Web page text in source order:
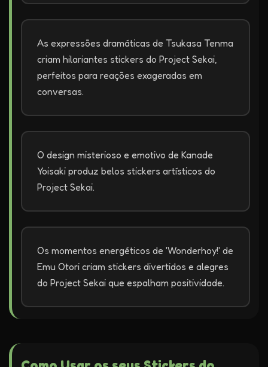
As expressões dramáticas de Tsukasa Tenma
criam hilariantes stickers do Project Sekai,
perfeitos para reações exageradas em
conversas.
O design misterioso e emotivo de Kanade
Yoisaki produz belos stickers artísticos do
Project Sekai.
Os momentos energéticos de 'Wonderhoy!' de
Emu Otori criam stickers divertidos e alegres
do Project Sekai que espalham positividade.